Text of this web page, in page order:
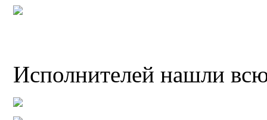
Исполнителей нашли